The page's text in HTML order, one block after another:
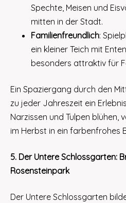
Spechte, Meisen und
mitten in der Stadt.
Familienfreundlich:
ein kleiner Teich mit
besonders attraktiv für
Ein Spaziergang durch den
zu jeder Jahreszeit ein
Narzissen und Tulpen blühen,
im Herbst in ein farbenfrohes
5. Der Untere Schlossgarten:
Rosensteinpark
Der Untere Schlossgarten